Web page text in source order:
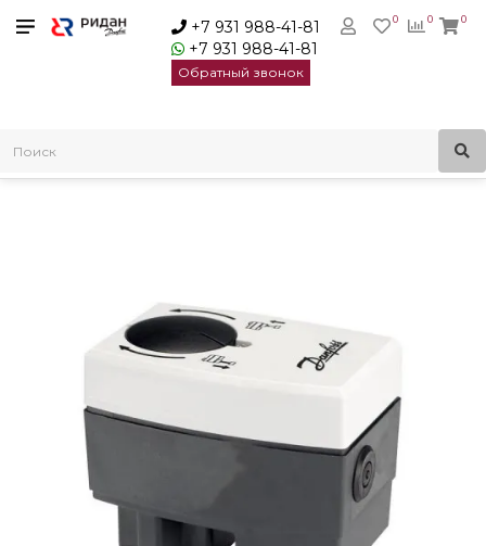
+7 931 988-41-81
+7 931 988-41-81
Обратный звонок
0
0 0
Электроприводы для регулирующих клапанов
Редукторные электроприводы с аналоговым управлением